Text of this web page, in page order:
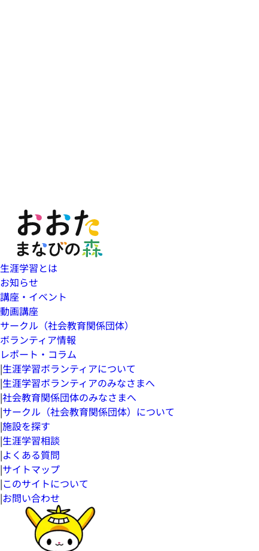
生涯学習とは
お知らせ
講座・イベント
動画講座
サークル（社会教育関係団体）
ボランティア情報
レポート・コラム
|生涯学習ボランティアについて
|生涯学習ボランティアのみなさまへ
|社会教育関係団体のみなさまへ
|サークル（社会教育関係団体）について
|施設を探す
|生涯学習相談
|よくある質問
|サイトマップ
|このサイトについて
|お問い合わせ